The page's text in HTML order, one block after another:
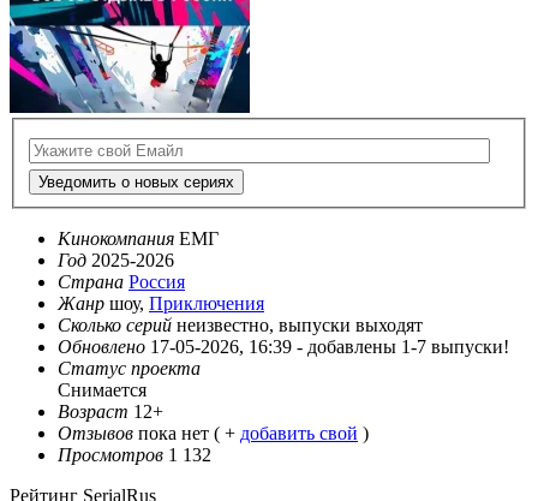
Уведомить о новых сериях
Кинокомпания ЕМГ
Год 2025-2026
Страна Россия
Жанр шоу, Приключения
Сколько серий неизвестно, выпуски выходят
Обновлено 17-05-2026, 16:39 - добавлены 1-7 выпуски!
Статус проекта
Снимается
Возраст 12+
Отзывов пока нет ( + добавить свой )
Просмотров 1 132
Рейтинг SerialRus